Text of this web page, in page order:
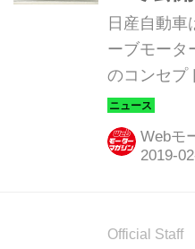
日産自動車
ーブモータ
のコンセプ
と発表した。
Webモ
Official Staff